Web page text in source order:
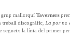
grup mallorquí Taverners
treball discogràfic, La por no
la línia del primer